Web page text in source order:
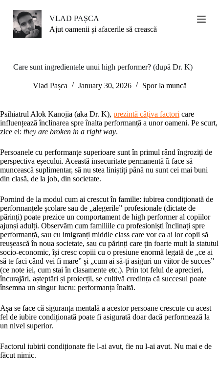
S
k
t
VLAD PAȘCA
Ajut oamenii și afacerile să crească
Care sunt ingredientele unui high performer? (după Dr. K)
Vlad Pașca January 30, 2026 Spor la muncă
Psihiatrul Alok Kanojia (aka Dr. K), prezintă câțiva factori care
influențează înclinarea spre înalta performanță a unor oameni. Pe scurt,
zice el: they are broken in a right way.
Persoanele cu performanțe superioare sunt în primul rând îngroziți de
perspectiva eșecului. Această insecuritate permanentă îi face să
muncească suplimentar, să nu stea liniștiți până nu sunt cei mai buni
din clasă, de la job, din societate.
Pornind de la modul cum ai crescut în familie: iubirea condiționată de
performanțele școlare sau de „alegerile” profesionale (dictate de
părinți) poate prezice un comportament de high performer al copiilor
ajunși adulți. Observăm cum familiile cu profesioniști înclinați spre
performanță, sau cu imigranți middle class care vor ca ai lor copii să
reușească în noua societate, sau cu părinți care țin foarte mult la statutul
socio-economic, își cresc copiii cu o presiune enormă legată de „ce ai
să te faci când vei fi mare” și „cum ai să-ți asiguri un viitor de succes”
(ce note iei, cum stai în clasamente etc.). Prin tot felul de aprecieri,
încurajări, așteptări și proiecții, se cultivă credința că succesul poate
însemna un singur lucru: performanța înaltă.
Așa se face că siguranța mentală a acestor persoane crescute cu acest
fel de iubire condiționată poate fi asigurată doar dacă performează la
un nivel superior.
Factorul iubirii condiționate fie l-ai avut, fie nu l-ai avut. Nu mai e de
făcut nimic.